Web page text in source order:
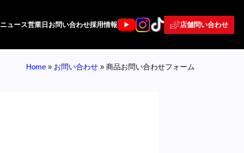
ニュース営業日 お問い合わせ採用情報 店舗問い合わせ
Home » お問い合わせ »商品お問い合わせフォーム